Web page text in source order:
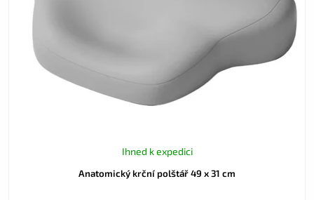
Anatomický krční polštář 49 x 31 cm
Ihned k expedici